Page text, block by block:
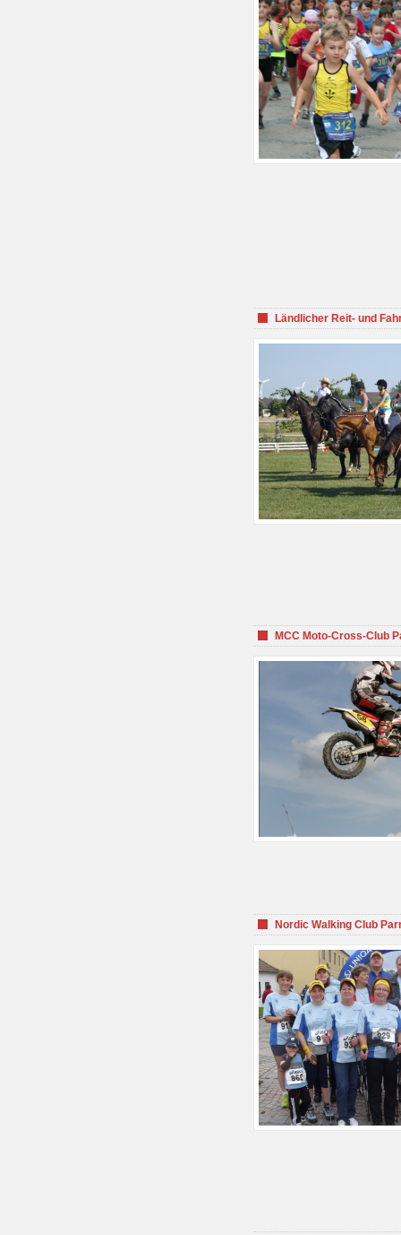
Ländlicher Reit- und
MCC Moto-Cross-Club
Nordic Walking Club